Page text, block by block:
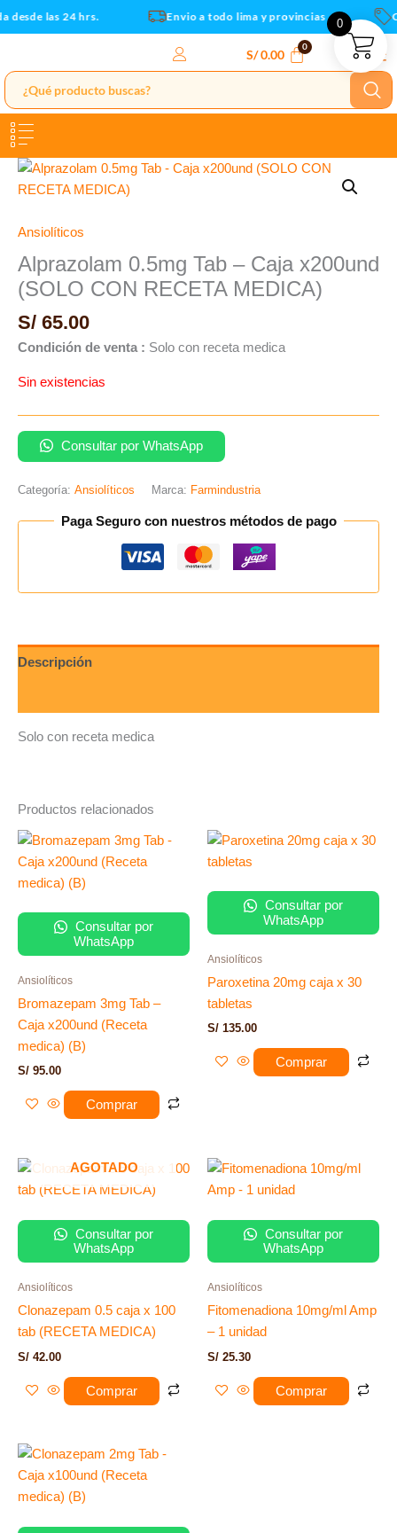
Ir
al
desde las 24 hrs. Envio a todo lima y provincias
S/0.00
Ansiolíticos
Alprazolam 0.5mg Tab – Caja x200und
(SOLO CON RECETA MEDICA)
S/ 65.00
Condición de venta : Solo con receta medica
Sin existencias
Consultar por WhatsApp
Categoría: Ansiolíticos Marca: Farmindustria
Paga Seguro con nuestros métodos de pago
Descripción
Solo con receta medica
Productos relacionados
Consultar por
WhatsApp
Ansiolíticos
Bromazepam 3mg Tab –
Caja x200und (Receta
medica) (B)
S/ 95.00
Comprar
Consultar por
WhatsApp
Ansiolíticos
Paroxetina 20mg caja x 30
tabletas
S/ 135.00
Comprar
AGOTADO
Consultar por
WhatsApp
Ansiolíticos
Clonazepam 0.5 caja x 100
tab (RECETA MEDICA)
S/ 42.00
Comprar
Consultar por
WhatsApp
Ansiolíticos
Fitomenadiona 10mg/ml Amp
– 1 unidad
S/ 25.30
Comprar
0